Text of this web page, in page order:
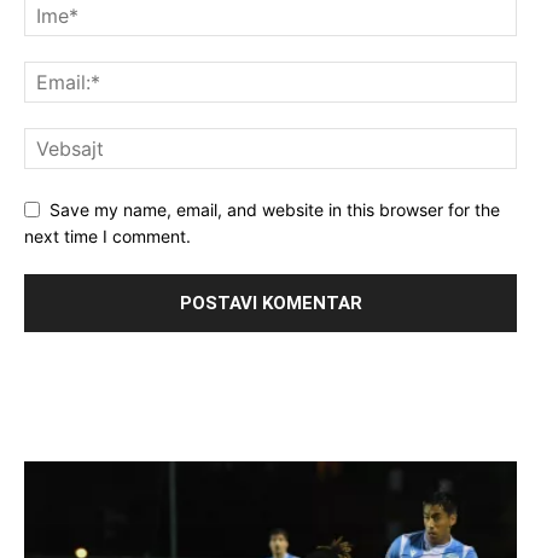
Save my name, email, and website in this browser for the
next time I comment.